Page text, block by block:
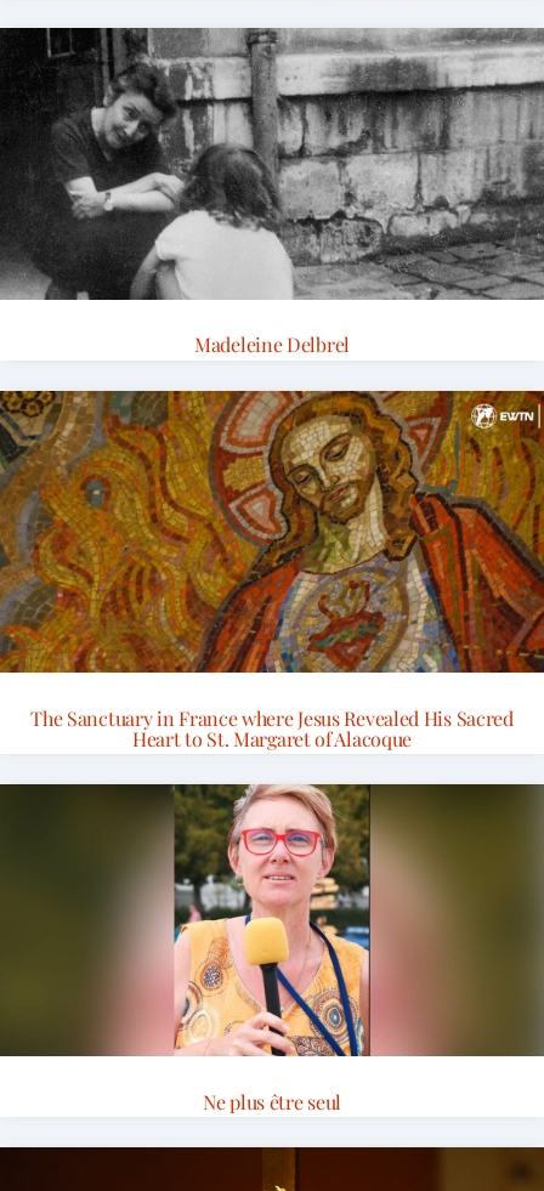
Madeleine Delbrel
The Sanctuary in France where Jesus Revealed His Sacred
Heart to St. Margaret of Alacoque
Ne plus être seul